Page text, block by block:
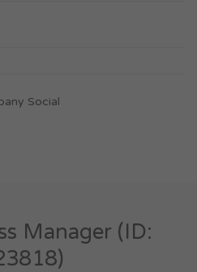
Social
Manager (ID: